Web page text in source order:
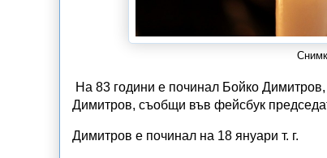
На 83 години е починал Бойко
Димитров, съобщи във фейсбук
Димитров е починал на 18 януари т. г.